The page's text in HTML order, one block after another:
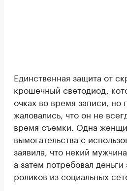
Единственная защита от
крошечный светодиод,
очках во время записи, но
жаловались, что он не
время съемки. Одна
вымогательства с
заявила, что некий
а затем потребовал деньги
роликов из социальных